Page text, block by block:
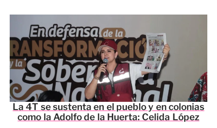
La 4T se sustenta en el pueblo y en colonias
como la Adolfo de la Huerta: Celida López